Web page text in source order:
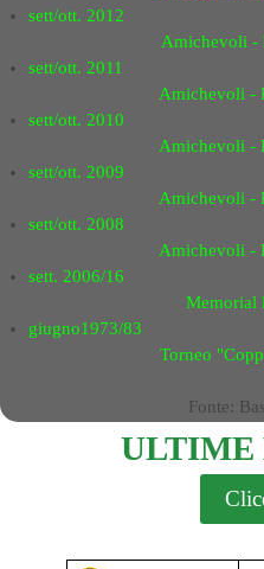
sett/ott. 2012
Amichevoli -
sett/ott. 2011
Amichevoli -
sett/ott. 2010
Amichevoli -
sett/ott. 2009
Amichevoli -
sett/ott. 2008
Amichevoli -
sett. 2006/16
Memorial
giugno1973/83
Torneo
Fonte:
ULTIME